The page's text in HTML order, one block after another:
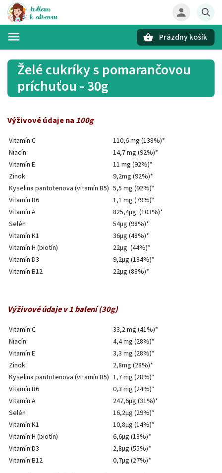
Prázdny košík
Želé cukríky s pomarančovou
príchuťou - 30g
Výživové údaje na 100g
Vitamín C
110,6 mg (138%)*
Niacín
14,7 mg (92%)*
Vitamín E
11 mg (92%)*
Zinok
9,2mg (92%)*
Kyselina pantotenova (vitamín B5) 5,5 mg (92%)*
Vitamín B6
1,1 mg (79%)*
Vitamín A
825,4μg (103%)*
Selén
54μg (98%)*
Vitamín K1
36μg (48%)*
Vitamín H (biotín)
22μg (44%)*
Vitamín D3
9,2μg (184%)*
Vitamín B12
22μg (88%)*
Výživové údaje v 1 balení (30g)
Vitamín C
33,2 mg (41%)*
Niacín
4,4 mg (28%)*
Vitamín E
3,3 mg (28%)*
Zinok
2,8mg (28%)*
Kyselina pantotenova (vitamín B5) 1,7 mg (28%)*
Vitamín B6
0,3 mg (24%)*
Vitamín A
247,6μg (31%)*
Selén
16,2μg (29%)*
Vitamín K1
10,8μg (14%)*
Vitamín H (biotín)
6,6μg (13%)*
Vitamín D3
2,8μg (55%)*
Vitamín B12
0,7μg (27%)*